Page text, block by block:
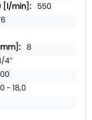
550
8
4″
- 18,0